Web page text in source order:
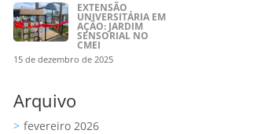
EXTENSÃO
UNIVERSITÁRIA EM
AÇÃO: JARDIM
SENSORIAL NO
CMEI
15 de dezembro de 2025
Arquivo
fevereiro 2026